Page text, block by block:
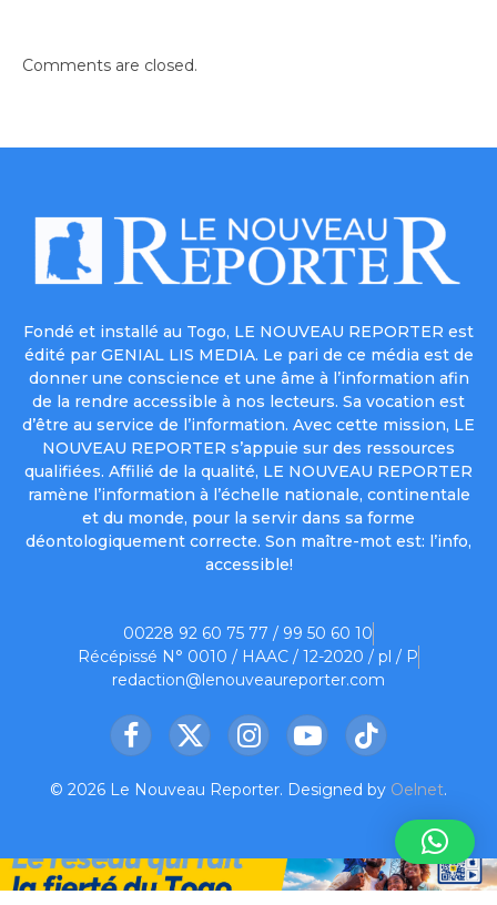
Comments are closed.
Fondé et installé au Togo, LE NOUVEAU REPORTER est
édité par GENIAL LIS MEDIA. Le pari de ce média est de
donner une conscience et une âme à l’information afin
de la rendre accessible à nos lecteurs. Sa vocation est
d’être au service de l’information. Avec cette mission, LE
NOUVEAU REPORTER s’appuie sur des ressources
qualifiées. Affilié de la qualité, LE NOUVEAU REPORTER
ramène l’information à l’échelle nationale, continentale
et du monde, pour la servir dans sa forme
déontologiquement correcte. Son maître-mot est: l’info,
accessible!
00228 92 60 75 77 / 99 50 60 10
Récépissé N° 0010 / HAAC / 12-2020 / pl / P
redaction@lenouveaureporter.com
Facebook
X
InstagramYouTubeTikTok
© 2026 Le Nouveau Reporter. Designed by Oelnet.